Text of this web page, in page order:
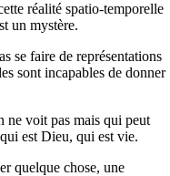
réalité spatio-temporelle
un mystère.
se faire de représentations
sont incapables de donner
ne voit pas mais qui peut
est Dieu, qui est vie.
quelque chose, une